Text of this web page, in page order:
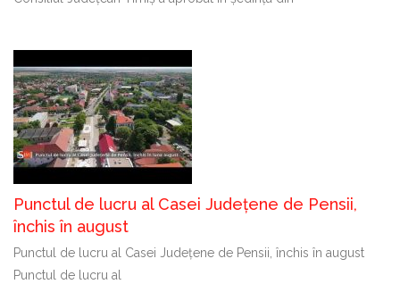
Punctul de lucru al Casei Județene de Pensii,
închis în august
Punctul de lucru al Casei Județene de Pensii, închis în august
Punctul de lucru al